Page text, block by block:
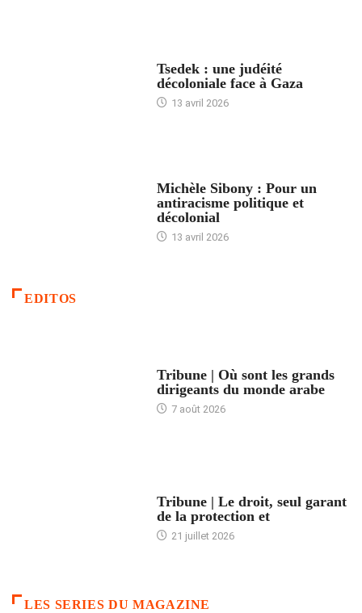
Tsedek : une judéité
décoloniale face à Gaza
13 avril 2026
Michèle Sibony : Pour un
antiracisme politique et
décolonial
13 avril 2026
EDITOS
Tribune | Où sont les grands
dirigeants du monde arabe
7 août 2026
Tribune | Le droit, seul garant
de la protection et
21 juillet 2026
LES SERIES DU MAGAZINE